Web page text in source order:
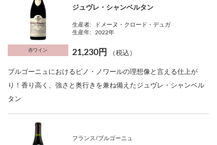
赤ワイン
ジュヴレ・シャンベルタン
生産者:
ドメーヌ・クロード・デュガ
生産年:
2022年
21,230円 （税込）
ブルゴーニュにおけるピノ・ノワールの理想像と言える仕上が
り！香り高く、強さと奥行きを兼ね備えたジュヴレ・シャンベル
タン
フランス/ブルゴーニュ